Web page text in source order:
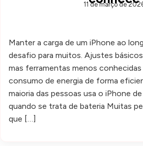
11 de março de
Manter a carga de um iPhone ao
desafio para muitos. Ajustes
mas ferramentas menos
consumo de energia de forma
maioria das pessoas usa o iPhone
quando se trata de bateria Muitas
que […]